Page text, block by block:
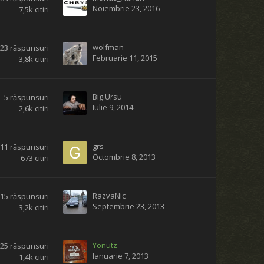
7,5k citiri
Noiembrie 23, 2016
răspunsuri
3,8k citiri
wolfman
Februarie 11, 2015
5 răspunsuri
2,6k citiri
Big.Ursu
Iulie 9, 2014
11 răspunsuri
673 citiri
grs
Octombrie 8, 2013
răspunsuri
3,2k citiri
RazvaNic
Septembrie 23, 2013
25 răspunsuri
1,4k citiri
Yonutz
Ianuarie 7, 2013